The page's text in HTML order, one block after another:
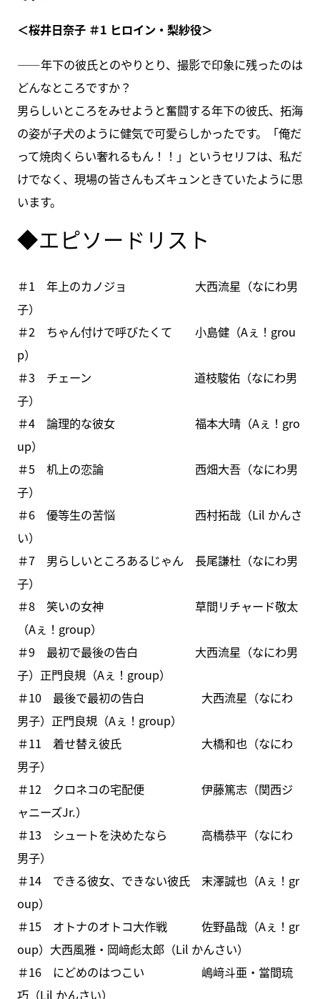
＜桜井日奈子 ＃1 ヒロイン・梨紗役＞
――年下の彼氏とのやりとり、撮影で印象に残ったのは
どんなところですか？
男らしいところをみせようと奮闘する年下の彼氏、拓海
の姿が子犬のように健気で可愛らしかったです。「俺だ
って焼肉くらい奢れるもん！！」というセリフは、私だ
けでなく、現場の皆さんもズキュンときていたように思
います。
◆エピソードリスト
＃1 年上のカノジョ 大西流星（なにわ男
子）
＃2 ちゃん付けで呼びたくて 小島健（Aぇ！grou
p）
＃3 チェーン 道枝駿佑（なにわ男
子）
＃4 論理的な彼女 福本大晴（Aぇ！gro
up）
＃5 机上の恋論 西畑大吾（なにわ男
子）
＃6 優等生の苦悩 西村拓哉（Lil かんさ
い）
＃7 男らしいところあるじゃん 長尾謙杜（なにわ男
子）
＃8 笑いの女神 草間リチャード敬太
（Aぇ！group）
＃9 最初で最後の告白 大西流星（なにわ男
子）正門良規（Aぇ！group）
＃10 最後で最初の告白 大西流星（なにわ
男子）正門良規（Aぇ！group）
＃11 着せ替え彼氏 大橋和也（なにわ
男子）
＃12 クロネコの宅配便 伊藤篤志（関西ジ
ャニーズJr.）
＃13 シュートを決めたなら 高橋恭平（なにわ
男子）
＃14 できる彼女、できない彼氏 末澤誠也（Aぇ！gr
oup）
＃15 オトナのオトコ大作戦 佐野晶哉（Aぇ！gr
oup）大西風雅・岡﨑彪太郎（Lil かんさい）
＃16 にどめのはつこい 嶋﨑斗亜・當間琉
巧（Lil かんさい）